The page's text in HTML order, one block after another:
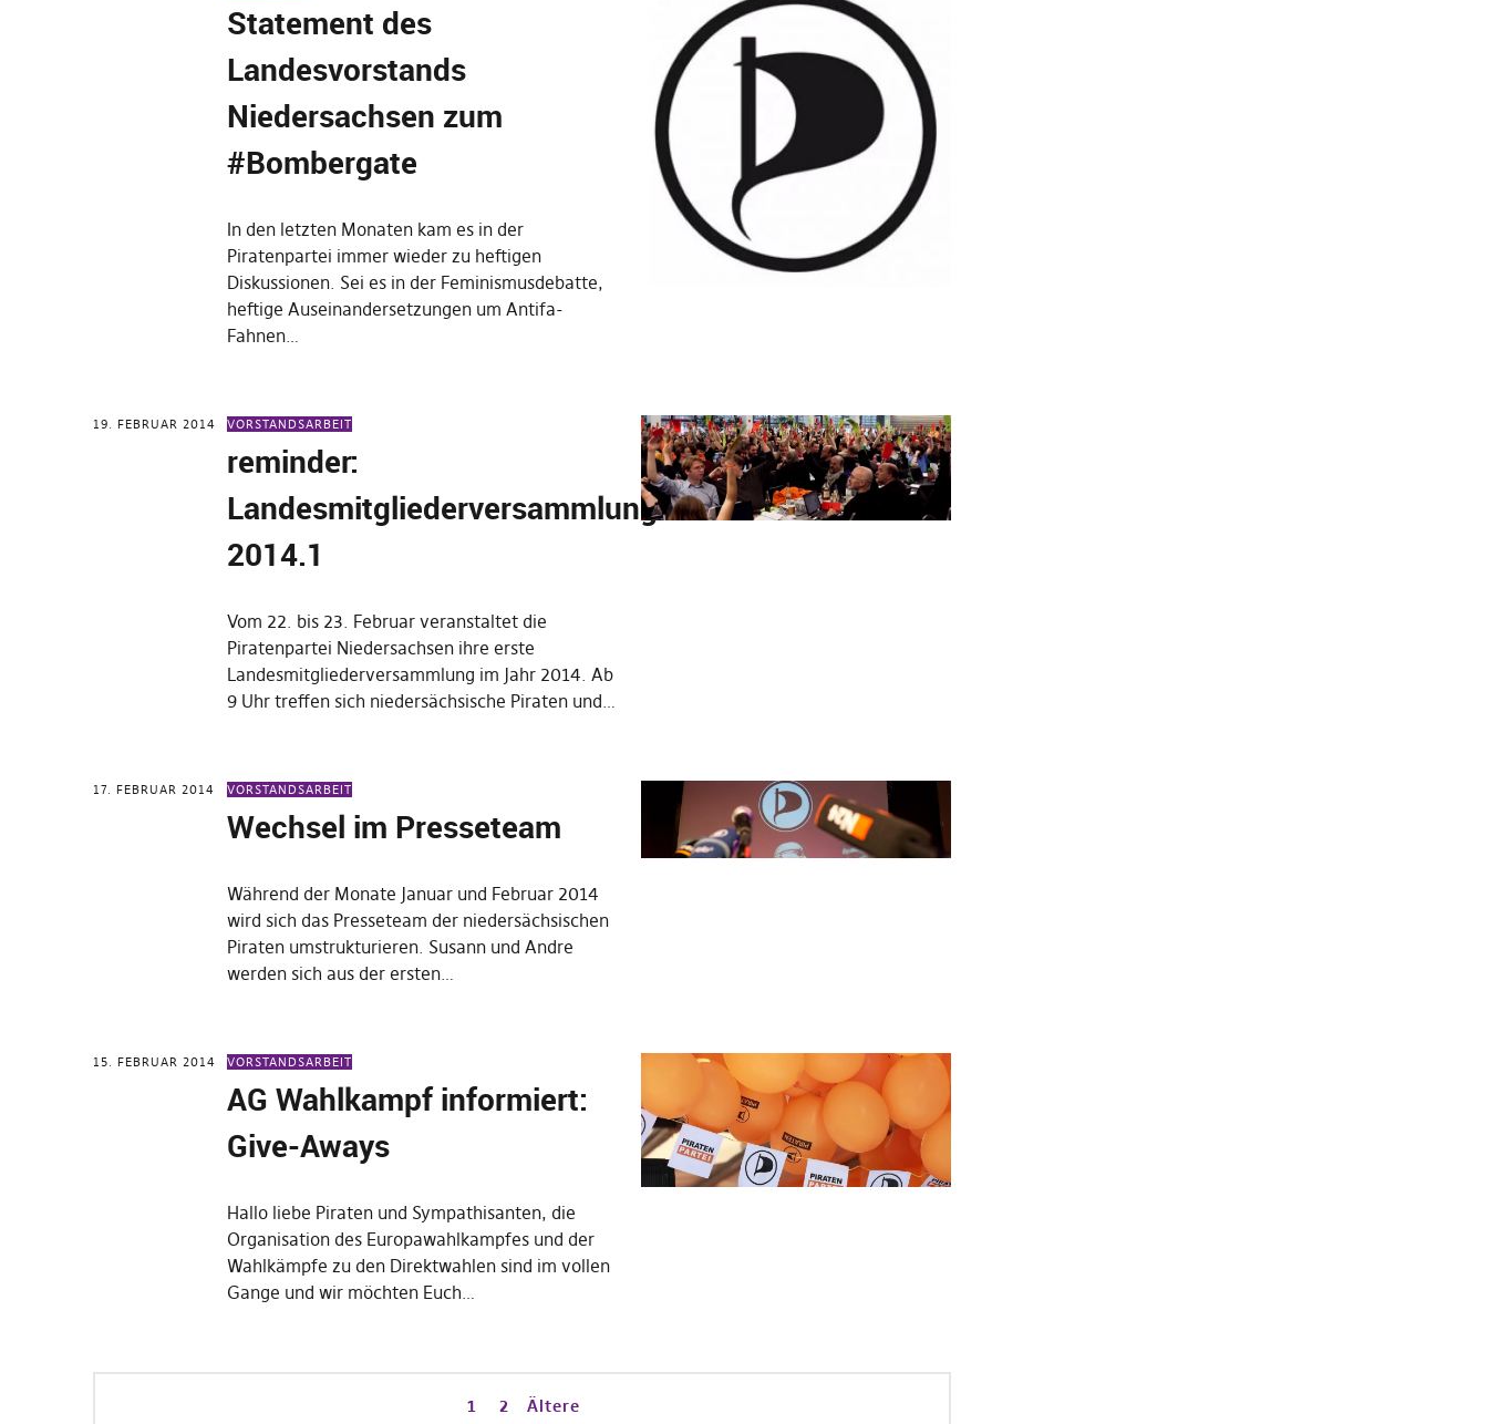
Statement des
Landesvorstands
Niedersachsen zum
#Bombergate
In den letzten Monaten kam es in der
Piratenpartei immer wieder zu heftigen
Diskussionen. Sei es in der Feminismusdebatte,
heftige Auseinandersetzungen um Antifa-
Fahnen…
19. FEBRUAR 2014 VORSTANDSARBEIT
reminder:
Landesmitgliederversammlung
2014.1
Vom 22. bis 23. Februar veranstaltet die
Piratenpartei Niedersachsen ihre erste
Landesmitgliederversammlung im Jahr 2014. Ab
9 Uhr treffen sich niedersächsische Piraten und…
17. FEBRUAR 2014 VORSTANDSARBEIT
Wechsel im Presseteam
Während der Monate Januar und Februar 2014
wird sich das Presseteam der niedersächsischen
Piraten umstrukturieren. Susann und Andre
werden sich aus der ersten…
15. FEBRUAR 2014 VORSTANDSARBEIT
AG Wahlkampf informiert:
Give-Aways
Hallo liebe Piraten und Sympathisanten, die
Organisation des Europawahlkampfes und der
Wahlkämpfe zu den Direktwahlen sind im vollen
Gange und wir möchten Euch…
1 2 Ältere